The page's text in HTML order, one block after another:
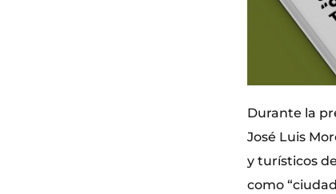
Durante la
José Luis
y turísticos
como